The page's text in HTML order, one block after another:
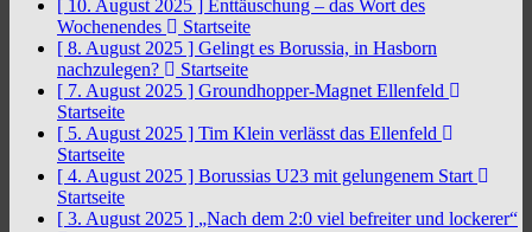
[ 10. August 2025 ] Enttäuschung – das Wort des
Wochenendes
Startseite
[ 8. August 2025 ] Gelingt es Borussia, in Hasborn
nachzulegen?
Startseite
[ 7. August 2025 ] Groundhopper-Magnet Ellenfeld
Startseite
[ 5. August 2025 ] Tim Klein verlässt das Ellenfeld
Startseite
[ 4. August 2025 ] Borussias U23 mit gelungenem Start
Startseite
[ 3. August 2025 ] „Nach dem 2:0 viel befreiter und lockerer“